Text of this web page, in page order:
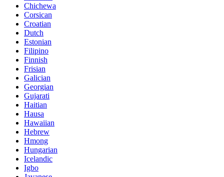
Chichewa
Corsican
Croatian
Dutch
Estonian
Filipino
Finnish
Frisian
Galician
Georgian
Gujarati
Haitian
Hausa
Hawaiian
Hebrew
Hmong
Hungarian
Icelandic
Igbo